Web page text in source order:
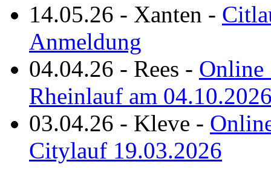
14.05.26 - Xanten -
Anmeldung
04.04.26 - Rees - Online
Rheinlauf am
03.04.26 - Kleve -
Citylauf 19.03.2026